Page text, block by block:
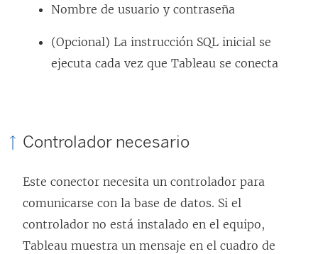
Nombre de usuario y contraseña
(Opcional) La instrucción SQL inicial se
ejecuta cada vez que Tableau se conecta
Controlador necesario
Este conector necesita un controlador para
comunicarse con la base de datos. Si el
controlador no está instalado en el equipo,
Tableau muestra un mensaje en el cuadro de